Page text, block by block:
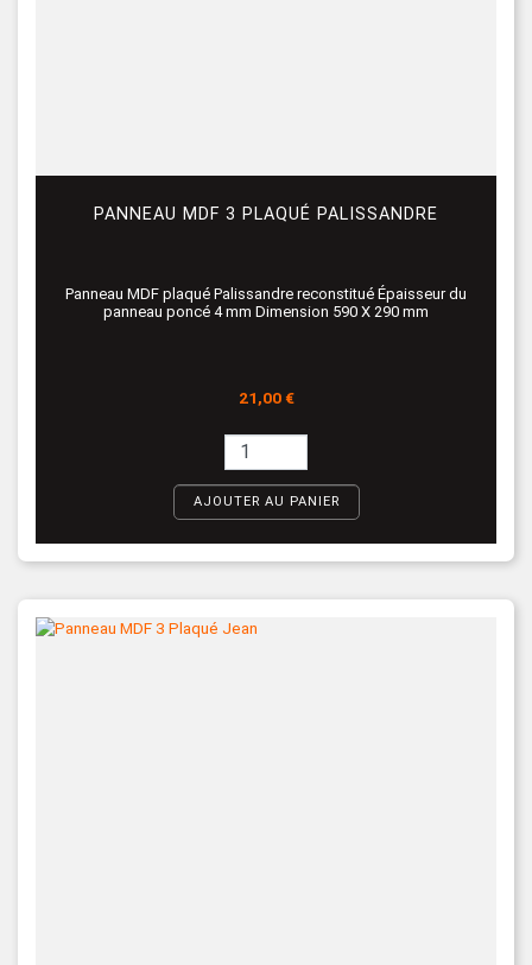
PANNEAU MDF 3 PLAQUÉ PALISSANDRE
Panneau MDF plaqué Palissandre reconstitué Épaisseur du
panneau poncé 4 mm Dimension 590 X 290 mm
Prix
21,00 €
AJOUTER AU PANIER